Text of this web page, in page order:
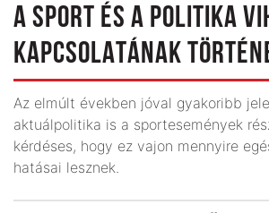
A SPORT ÉS A POLITIKA
KAPCSOLATÁNAK
Az elmúlt években jóval gyakoribb
aktuálpolitika is a sportesemények
kérdéses, hogy ez vajon mennyire
hatásai lesznek.